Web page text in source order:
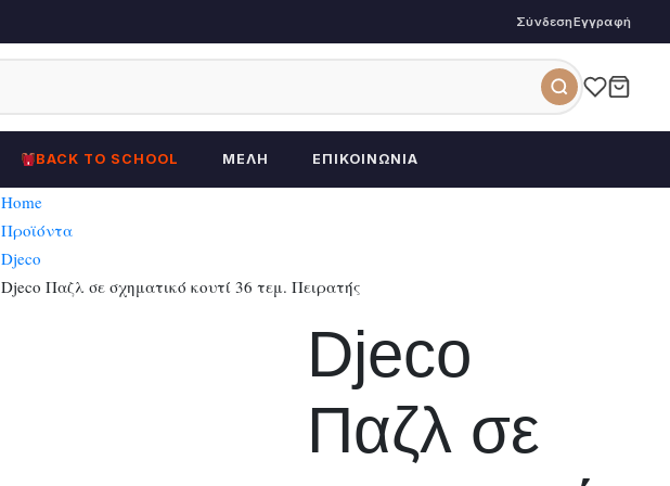
ΣύνδεσηΕγγραφή
BACK TO SCHOOL ΜΈΛΗ ΕΠΙΚΟΙΝΩΝΊΑ
Home
Προϊόντα
Djeco
Djeco Παζλ σε σχηματικό κουτί 36 τεμ. Πειρατής
Djeco
Παζλ σε